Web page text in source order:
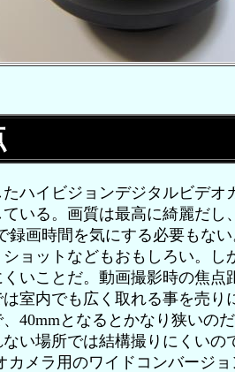
ハイビジョンデジタルビデオ
いる。画質は最高に綺麗だし
録画時間を気にする必要もな
ョットなどもおもしろい。し
いことだ。動画撮影時の焦点
室内でも広く取れる事を売り
40mmとなるとかなり狭いの
い場所では結構撮りにくいの
メラ用のワイドコンバージ